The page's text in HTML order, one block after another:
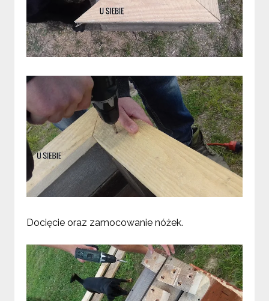
Docięcie oraz zamocowanie nóżek.